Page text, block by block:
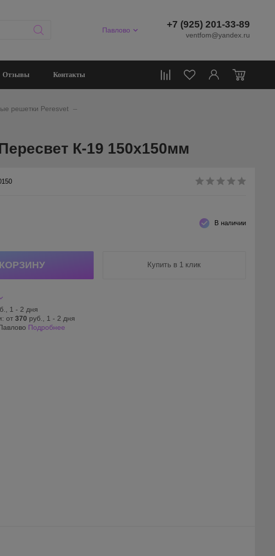
Павлово
+7 (925) 201-33-89
ventfom@yandex.ru
0
Отзывы Контакты
решетки Peresvet
К-19 150х150мм
В наличии
Купить в 1 клик
1 - 2 дня
от 370 руб., 1 - 2 дня
Подробнее